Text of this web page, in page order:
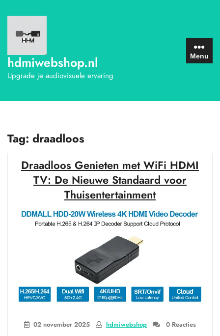
naar
inhoud
hdmiwebshop.nl
Upgrade je audiovisuele ervaring
Menu
Tag: draadloos
Draadloos Genieten met WiFi HDMI
TV: De Nieuwe Standaard voor
Thuisentertainment
02 november 2025 hdmiwebshop 0 Reacties